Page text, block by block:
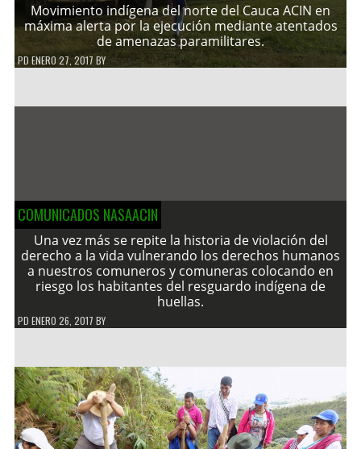
Movimiento indígena del norte del Cauca ACIN en
máxima alerta por la ejecución mediante atentados
de amenazas paramilitares.
PDENERO 27, 2017 BY
COMUNICADOS NASAACIN
Una vez más se repite la historia de violación del
derecho a la vida vulnerando los derechos humanos
a nuestros comuneros y comuneras colocando en
riesgo los habitantes del resguardo indígena de
huellas.
PD ENERO 26, 2017 BY